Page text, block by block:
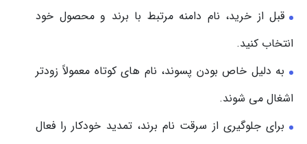
قبل از خرید، نام دامنه مرتبط با برند و محصول خود
انتخاب کنید.
به دلیل خاص بودن پسوند، نام های کوتاه معمولاً زودتر
اشغال می شوند.
برای جلوگیری از سرقت نام برند، تمدید خودکار را فعال